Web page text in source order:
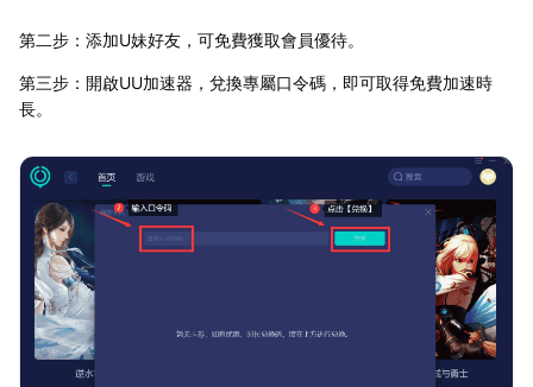
第二步：添加U妹好友，可免費獲取會員優待。
第三步：開啟UU加速器，兌換專屬口令碼，即可取得免費加速時
長。